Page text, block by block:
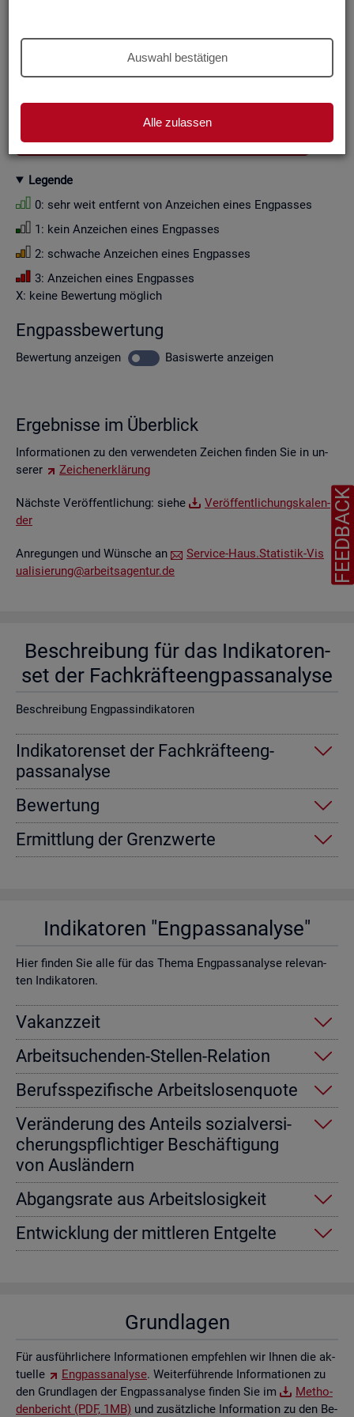
Auswahl bestätigen
Alle zulassen
Zah­len­wer­te i. d. R. auf Viel­fa­che von Zehn ge­run­det (siehe
die Fil­ter­mög­lich­kei­ten und die an­ge­zeig­ten Daten.
GESAMTDOWNLOAD ENGPASSANALYSE ALS CSV
Le­gen­de
0: sehr weit ent­fernt von An­zei­chen eines Eng­pas­ses
1: kein An­zei­chen eines Eng­pas­ses
2: schwa­che An­zei­chen eines Eng­pas­ses
3: An­zei­chen eines Eng­pas­ses
X: keine Be­wer­tung mög­lich
Eng­pass­be­wer­tung
Be­wer­tung an­zei­gen Ba­sis­wer­te an­zei­gen
Er­geb­nis­se im Über­blick
In­for­ma­tio­nen zu den ver­wen­de­ten Zei­chen fin­den Sie in un­
se­rer
Zei­chen­er­klä­rung
Nächs­te Ver­öf­fent­li­chung: siehe
Ver­öf­fent­li­chungs­ka­len­
der
An­re­gun­gen und Wün­sche an
Ser­vice-Haus.​Statistik-​Vis​
uali​sier​ung@​arb​eits​agen​tur.​de
Be­schrei­bung für das In­di­ka­to­ren­
set der Fach­kräf­te­eng­pass­ana­ly­se
Be­schrei­bung Eng­pas­sin­di­ka­to­ren
In­di­ka­to­ren­set der Fach­kräf­te­eng­
pass­ana­ly­se
Be­wer­tung
Er­mitt­lung der Grenz­wer­te
In­di­ka­to­ren "Eng­pass­ana­ly­se"
Hier fin­den Sie alle für das Thema Eng­pass­ana­ly­se re­le­van­
ten In­di­ka­to­ren.
Va­kanz­zeit
Ar­beit­su­chen­den-Stel­len-Re­la­ti­on
Be­rufs­spe­zi­fi­sche Ar­beits­lo­sen­quo­te
Ver­än­de­rung des An­teils so­zi­al­ver­si­
che­rungs­pflich­ti­ger Be­schäf­ti­gung
von Aus­län­dern
Ab­gangs­ra­te aus Ar­beits­lo­sig­keit
Ent­wick­lung der mitt­le­ren Ent­gel­te
Grund­la­gen
Für aus­führ­li­che­re In­for­ma­tio­nen emp­feh­len wir Ihnen die ak­
tu­el­le
Eng­pass­ana­ly­se. Wei­ter­füh­ren­de In­for­ma­tio­nen zu
den Grund­la­gen der Eng­pass­ana­ly­se fin­den Sie im
Me­tho­
den­be­richt (PDF, 1MB) und zu­sätz­li­che In­for­ma­ti­on zu den Be­
FEEDBACK